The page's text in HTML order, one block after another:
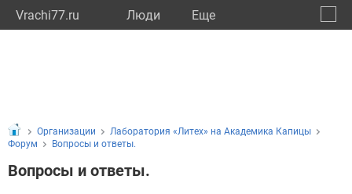
Vrachi77.ru Люди Eще
Организации
Лаборатория «Литех» на Академика Капицы
Форум
Вопросы и ответы.
Вопросы и ответы.